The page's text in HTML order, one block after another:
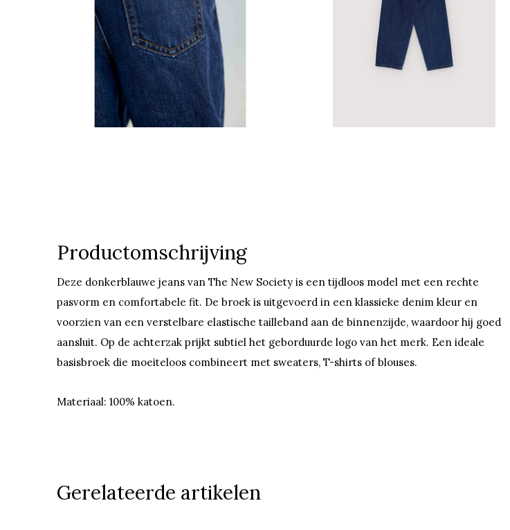
Productomschrijving
Deze donkerblauwe jeans van The New Society is een tijdloos model met een rechte
pasvorm en comfortabele fit. De broek is uitgevoerd in een klassieke denim kleur en
voorzien van een verstelbare elastische tailleband aan de binnenzijde, waardoor hij goed
aansluit. Op de achterzak prijkt subtiel het geborduurde logo van het merk. Een ideale
basisbroek die moeiteloos combineert met sweaters, T-shirts of blouses.
Materiaal: 100% katoen.
Gerelateerde artikelen